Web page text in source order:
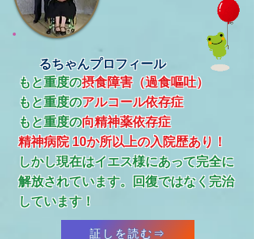
るちゃんプロフィール
もと重度の摂食障害（過食嘔吐）
もと重度のアルコール依存症
​もと重度の向精神薬依存症
精神病院 10か所以上の入院歴あり！
​しかし現在はイエス様にあって完全に
解放されています。回復ではなく完治
しています！
証しを読む⇒